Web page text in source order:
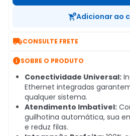
Adicionar ao
CONSULTE FRETE
SOBRE O PRODUTO
Conectividade Universal:
Ethernet integradas
qualquer sistema.
Atendimento Imbatível:
guilhotina automática, sua
e reduz filas.